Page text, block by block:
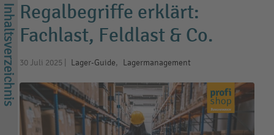
Regalbegriffe erklärt:
Fachlast, Feldlast & Co.
30 Juli 2025 Lager-Guide, Lagermanagement